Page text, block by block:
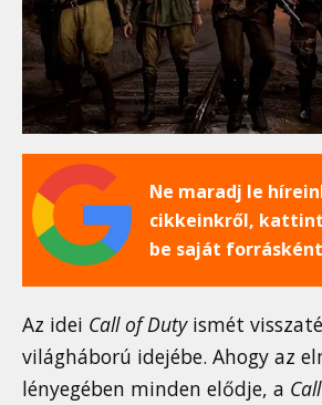
Ne maradj le
cikkeinkről,
be saját
Az idei Call of Dutyismét
világháború idejébe. Ahogy az
lényegében minden elődje, a